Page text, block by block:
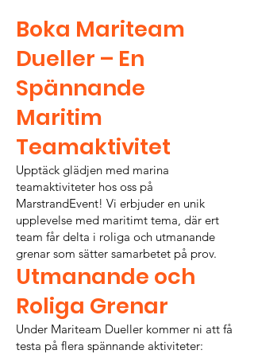
Boka Mariteam
Dueller – En
Spännande
Maritim
Teamaktivitet
Upptäck glädjen med marina
teamaktiviteter hos oss på
MarstrandEvent! Vi erbjuder en unik
upplevelse med maritimt tema, där ert
team får delta i roliga och utmanande
grenar som sätter samarbetet på prov.
Utmanande och
Roliga Grenar
Under Mariteam Dueller kommer ni att få
testa på flera spännande aktiviteter: